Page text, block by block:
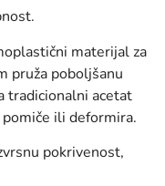
materijal za
pruža poboljšanu
tradicionalni acetat
ili deformira.
pokrivenost,